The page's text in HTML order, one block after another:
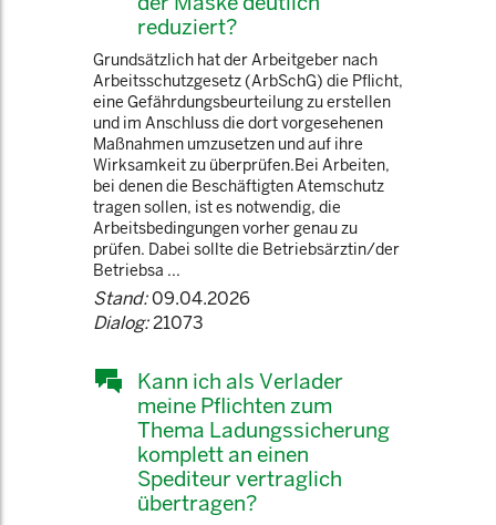
reduziert?
Grundsätzlich hat der Arbeitgeber nach
Arbeitsschutzgesetz (ArbSchG) die Pflicht,
eine Gefährdungsbeurteilung zu erstellen
und im Anschluss die dort vorgesehenen
Maßnahmen umzusetzen und auf ihre
Wirksamkeit zu überprüfen.Bei Arbeiten,
bei denen die Beschäftigten Atemschutz
tragen sollen, ist es notwendig, die
Arbeitsbedingungen vorher genau zu
prüfen. Dabei sollte die Betriebsärztin/der
Betriebsa ...
Stand:09.04.2026
Dialog:21073
Kann ich als Verlader
meine Pflichten zum
Thema Ladungssicherung
komplett an einen
Spediteur vertraglich
übertragen?